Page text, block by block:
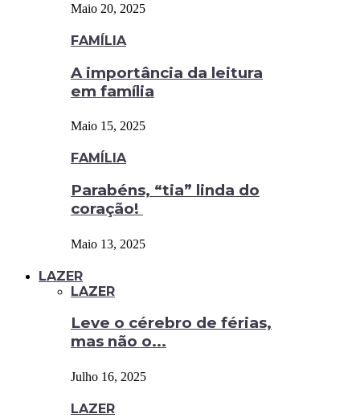
Maio 20, 2025
FAMÍLIA
A importância da leitura
em família
Maio 15, 2025
FAMÍLIA
Parabéns, “tia” linda do
coração!
Maio 13, 2025
LAZER
LAZER
Leve o cérebro de férias,
mas não o...
Julho 16, 2025
LAZER